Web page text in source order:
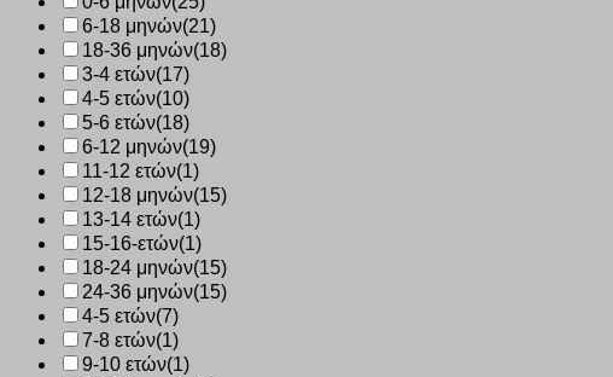
6-18 μηνών(21)
18-36 μηνών(18)
3-4 ετών(17)
4-5 ετών(10)
5-6 ετών(18)
6-12 μηνών(19)
11-12 ετών(1)
12-18 μηνών(15)
13-14 ετών(1)
15-16-ετών(1)
18-24 μηνών(15)
24-36 μηνών(15)
4-5 ετών(7)
7-8 ετών(1)
9-10 ετών(1)